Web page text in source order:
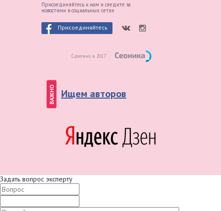
Присоединяйтесь к нам и следите за
новостями в социальных сетях
Присоединяйтесь
Сделано в 2017
ВАЖНО Ищем авторов
Задать вопрос эксперту